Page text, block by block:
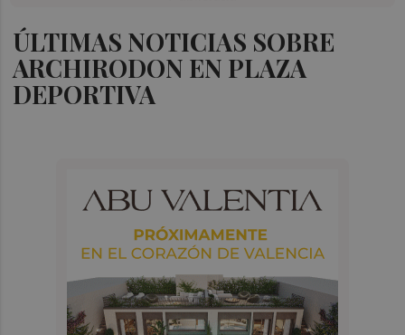
ÚLTIMAS NOTICIAS SOBRE
ARCHIRODON EN PLAZA
DEPORTIVA